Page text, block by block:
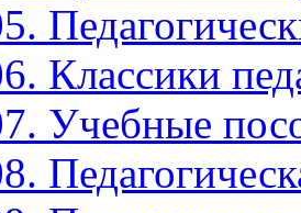
Классики
Учебные